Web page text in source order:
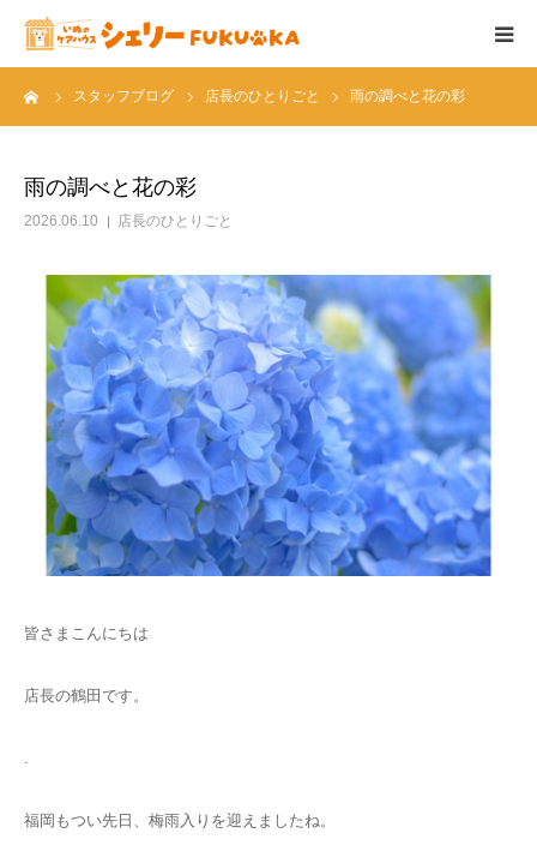
スタッフブログ 店長のひとりごと 雨の調べと花の彩
雨の調べと花の彩
2026.06.10 店長のひとりごと
皆さまこんにちは
店長の鶴田です。
福岡もつい先日、梅雨入りを迎えましたね。
シェリーについて
料金表
店舗概要
ブログ
スタッフ紹介